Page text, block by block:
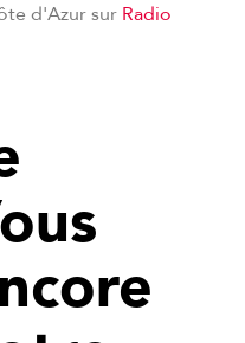
d'Azur sur Radio